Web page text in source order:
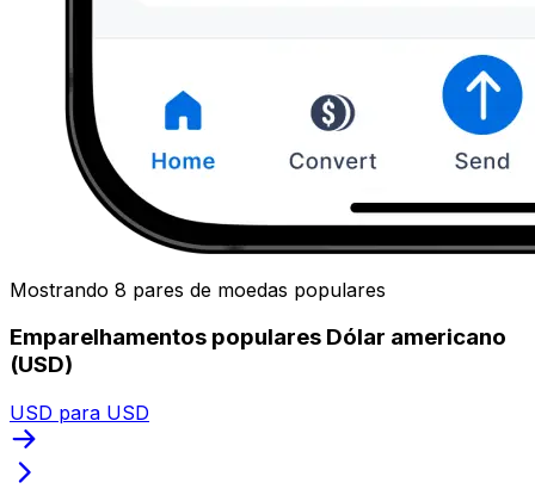
Mostrando 8 pares de moedas populares
Emparelhamentos populares Dólar americano
(USD)
USD para USD